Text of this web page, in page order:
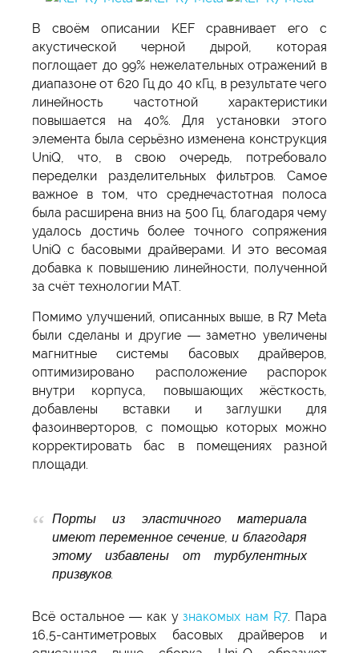
В своём описании KEF сравнивает его с
акустической черной дырой, которая
поглощает до 99% нежелательных отражений в
диапазоне от 620 Гц до 40 кГц, в результате чего
линейность частотной характеристики
повышается на 40%. Для установки этого
элемента была серьёзно изменена конструкция
UniQ, что, в свою очередь, потребовало
переделки разделительных фильтров. Самое
важное в том, что среднечастотная полоса
была расширена вниз на 500 Гц, благодаря чему
удалось достичь более точного сопряжения
UniQ с басовыми драйверами. И это весомая
добавка к повышению линейности, полученной
за счёт технологии МАТ.
Помимо улучшений, описанных выше, в R7 Meta
были сделаны и другие — заметно увеличены
магнитные системы басовых драйверов,
оптимизировано расположение распорок
внутри корпуса, повышающих жёсткость,
добавлены вставки и заглушки для
фазоинверторов, с помощью которых можно
корректировать бас в помещениях разной
площади.
Порты из эластичного материала
имеют переменное сечение, и благодаря
этому избавлены от турбулентных
призвуков.
Всё остальное — как узнакомых нам R7. Пара
16,5-сантиметровых басовых драйверов и